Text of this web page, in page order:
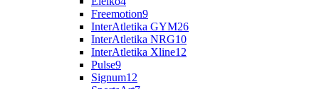
Freemotion9
InterAtletika GYM26
InterAtletika NRG10
InterAtletika Xline12
Pulse9
Signum12